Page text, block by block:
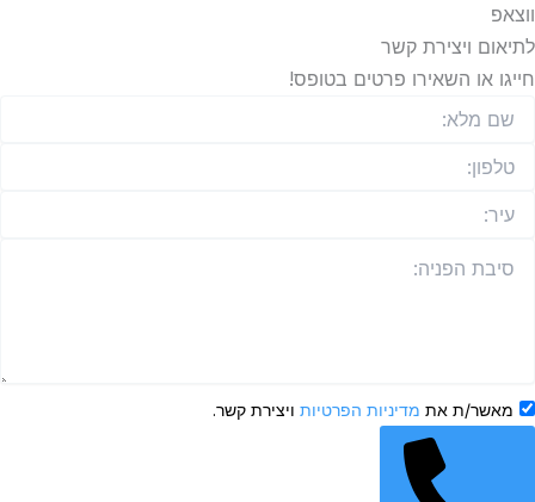
ווצאפ
לתיאום ויצירת קשר
חייגו או השאירו פרטים בטופס!
מאשר/ת את מדיניות הפרטיות ויצירת קשר.